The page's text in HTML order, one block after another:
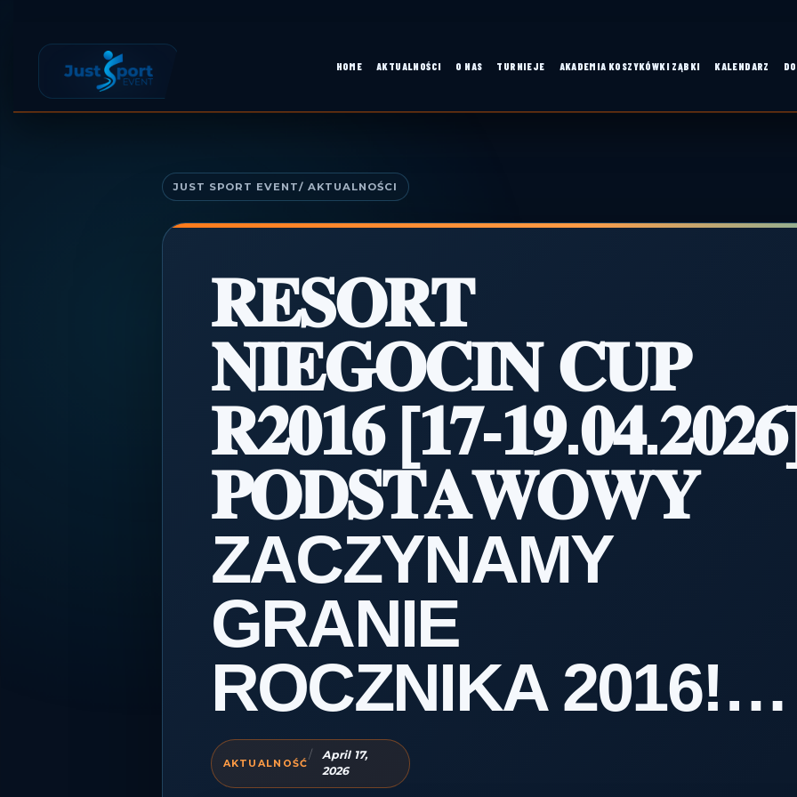
content
Skip
to
HOME AKTUALNOŚCI O NAS TURNIEJE AKADEMIA KOSZYKÓWKI ZĄBKI KALENDARZ
JUST SPORT EVENT
𝐑𝐄𝐒𝐎𝐑𝐓
𝐍𝐈𝐄𝐆𝐎𝐂𝐈𝐍 𝐂𝐔𝐏
𝐑𝟐𝟎𝟏𝟔 [𝟏𝟕-
𝐏𝐎𝐃𝐒𝐓𝐀𝐖𝐎𝐖𝐘
ZACZYNAMY
GRANIE
ROCZNIKA 2016!…
April 17,
2026April
17,